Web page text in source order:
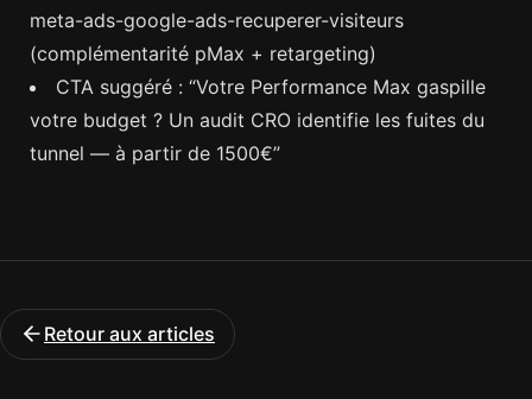
meta-ads-google-ads-recuperer-visiteurs
(complémentarité pMax + retargeting)
CTA suggéré : “Votre Performance Max gaspille
votre budget ? Un audit CRO identifie les fuites du
tunnel — à partir de 1500€”
Retour aux articles